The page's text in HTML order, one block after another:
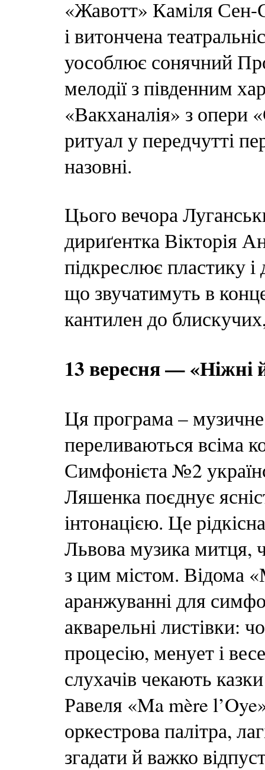
«Жавотт» Каміля Сен-
і витончена
уособлює сонячний
мелодії з південним
«Вакханалія» з опери
ритуал у передчутті
назовні.
Цього вечора
дириґентка Вікторія
підкреслює пластику
що звучатимуть в
кантилен до
13 вересня — «Ніжні
Ця програма – музичне
переливаються всіма
Симфонієта №2
Ляшенка поєднує
інтонацією. Це
Львова музика митця,
з цим містом. Відома
аранжуванні для
акварельні листівки:
процесію, менует і
слухачів чекають
Равеля «Ma mère
оркестрова палітра,
згадати й важко